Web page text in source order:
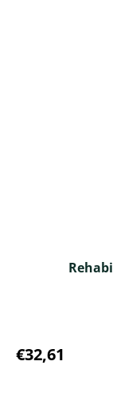
produktu
je
€32,61